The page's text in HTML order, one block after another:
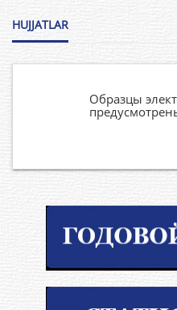
HUJJATLAR
Образцы